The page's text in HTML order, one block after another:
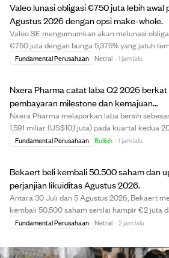
Valeo lunasi obligasi €750 juta lebih awal
Agustus 2026 dengan opsi make-whole.
Valeo SE mengumumkan akan melunasi
€750 juta dengan bunga 5,375% yang jatuh
2027 lebih awal pada 24 Agustus 2026.
Fundamental Perusahaan Netral · 1 jam lalu
Nxera Pharma catat laba Q2 2026 berkat
pembayaran milestone dan kemajuan
pengembangan obat.
Nxera Pharma melaporkan laba bersih
1,591 miliar (US$10,1 juta) pada kuartal kedua
berbalik dari kerugian sebelumnya berkat
Fundamental Perusahaan Bullish · 1 jam lalu
Bekaert beli kembali 50.500 saham dan
perjanjian likuiditas Agustus 2026.
Antara 30 Juli dan 5 Agustus 2026, Bekaert
kembali 50.500 saham senilai hampir €2 juta
program buyback senilai €75 juta, dengan
likuiditas dengan Kepler Cheuvreux, Be...
Fundamental Perusahaan Netral · 2 jam lalu